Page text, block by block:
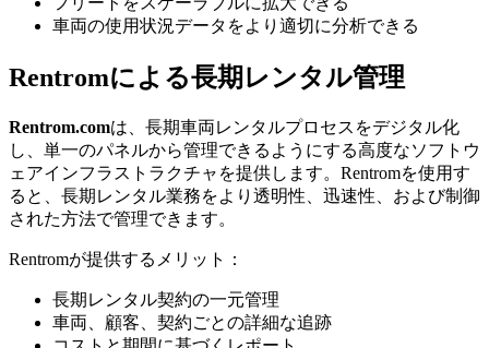
車両の使用状況データをより適切に分析できる
Rentromによる長期レンタル管理
Rentrom.comは、長期車両レンタルプロセスをデジタル化
し、単一のパネルから管理できるようにする高度なソフトウ
ェアインフラストラクチャを提供します。Rentromを使用す
ると、長期レンタル業務をより透明性、迅速性、および制御
された方法で管理できます。
Rentromが提供するメリット：
長期レンタル契約の一元管理
車両、顧客、契約ごとの詳細な追跡